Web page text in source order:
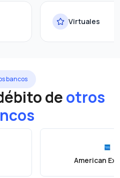
Virtuales
bancos
deotros
American